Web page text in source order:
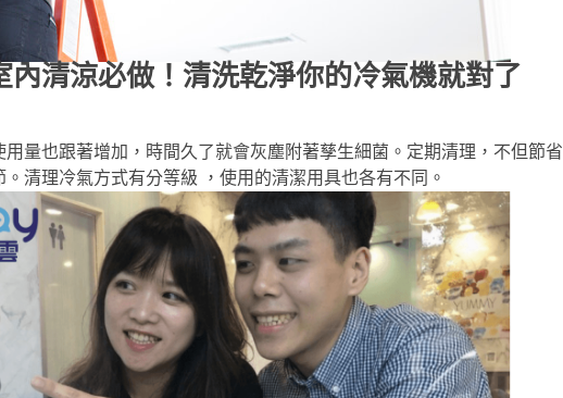
內清涼必做！清洗乾淨你的冷氣機就對了
用量也跟著增加，時間久了就會灰塵附著孳生細菌。定期清理，不但節省
清理冷氣方式有分等級 ，使用的清潔用具也各有不同。